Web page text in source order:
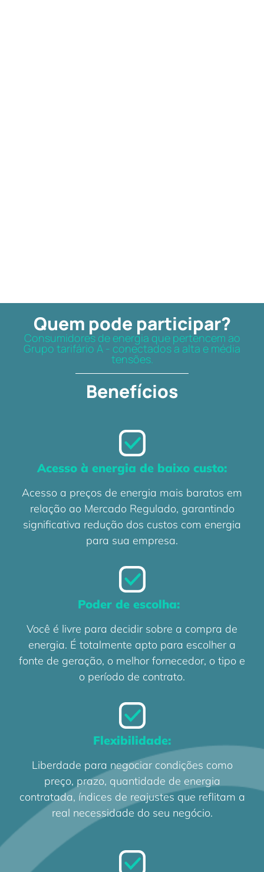
Quem pode participar?
Consumidores de energia que pertencem ao
Grupo tarifário A - conectados a alta e média
tensões.
Benefícios
Acesso à energia de baixo custo:
Acesso a preços de energia mais baratos em
relação ao Mercado Regulado, garantindo
significativa redução dos custos com energia
para sua empresa.
Poder de escolha:
Você é livre para decidir sobre a compra de
energia. É totalmente apto para escolher a
fonte de geração, o melhor fornecedor, o tipo e
o período de contrato.
Flexibilidade:
Liberdade para negociar condições como
preço, prazo, quantidade de energia
contratada, índices de reajustes que reflitam a
real necessidade do seu negócio.